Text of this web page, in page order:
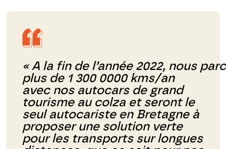
« A la fin de l’année 2022, nous
plus de 1 300 0000 kms/an
avec nos autocars de grand
tourisme au colza et seront le
seul autocariste en Bretagne à
proposer une solution verte
pour les transports sur longues